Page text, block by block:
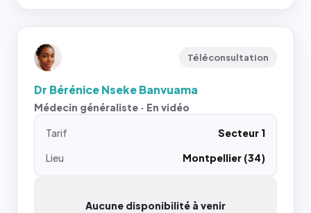
Téléconsultation
Dr Bérénice Nseke Banvuama
Médecin généraliste · En vidéo
Tarif
Secteur 1
Lieu
Montpellier (34)
Aucune disponibilité à venir